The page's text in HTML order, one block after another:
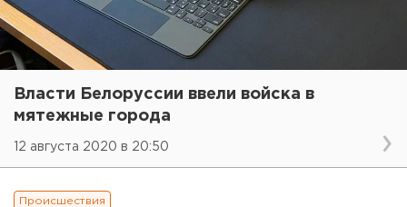
Власти Белоруссии ввели войска в
мятежные города
12 августа 2020 в 20:50
Происшествия